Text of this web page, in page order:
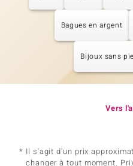
Bagues en argent
Bijoux sans
Vers
* Il s'agit d'un prix
changer à tout moment.